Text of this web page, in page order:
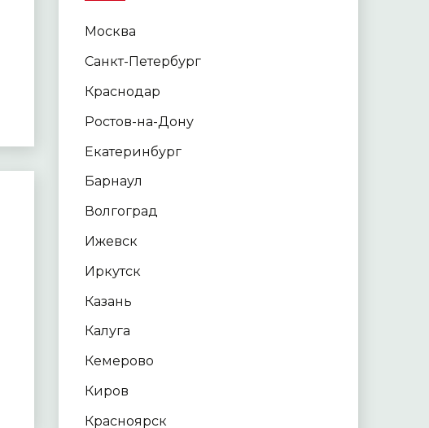
Москва
Санкт-Петербург
Краснодар
Ростов-на-Дону
Екатеринбург
Барнаул
Волгоград
Ижевск
Иркутск
Казань
Калуга
Кемерово
Киров
Красноярск